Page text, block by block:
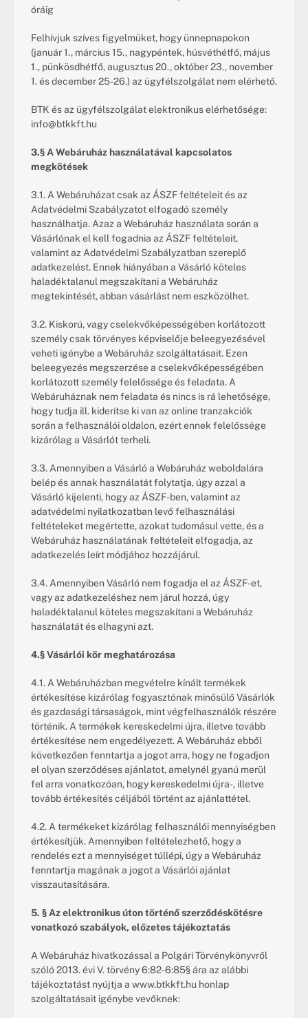
óráig
Felhívjuk szíves figyelmüket, hogy ünnepnapokon
(január 1., március 15., nagypéntek, húsvéthétfő, május
1., pünkösdhétfő, augusztus 20., október 23., november
1. és december 25-26.) az ügyfélszolgálat nem elérhető.
BTK és az ügyfélszolgálat elektronikus elérhetősége:
info@btkkft.hu
3.§ A Webáruház használatával kapcsolatos
megkötések
3.1. A Webáruházat csak az ÁSZF feltételeit és az
Adatvédelmi Szabályzatot elfogadó személy
használhatja. Azaz a Webáruház használata során a
Vásárlónak el kell fogadnia az ÁSZF feltételeit,
valamint az Adatvédelmi Szabályzatban szereplő
adatkezelést. Ennek hiányában a Vásárló köteles
haladéktalanul megszakítani a Webáruház
megtekintését, abban vásárlást nem eszközölhet.
3.2. Kiskorú, vagy cselekvőképességében korlátozott
személy csak törvényes képviselője beleegyezésével
veheti igénybe a Webáruház szolgáltatásait. Ezen
beleegyezés megszerzése a cselekvőképességében
korlátozott személy felelőssége és feladata. A
Webáruháznak nem feladata és nincs is rá lehetősége,
hogy tudja ill. kiderítse ki van az online tranzakciók
során a felhasználói oldalon, ezért ennek felelőssége
kizárólag a Vásárlót terheli.
3.3. Amennyiben a Vásárló a Webáruház weboldalára
belép és annak használatát folytatja, úgy azzal a
Vásárló kijelenti, hogy az ÁSZF-ben, valamint az
adatvédelmi nyilatkozatban levő felhasználási
feltételeket megértette, azokat tudomásul vette, és a
Webáruház használatának feltételeit elfogadja, az
adatkezelés leírt módjához hozzájárul.
3.4. Amennyiben Vásárló nem fogadja el az ÁSZF-et,
vagy az adatkezeléshez nem járul hozzá, úgy
haladéktalanul köteles megszakítani a Webáruház
használatát és elhagyni azt.
4.§ Vásárlói kör meghatározása
4.1. A Webáruházban megvételre kínált termékek
értékesítése kizárólag fogyasztónak minősülő Vásárlók
és gazdasági társaságok, mint végfelhasználók részére
történik. A termékek kereskedelmi újra, illetve tovább
értékesítése nem engedélyezett. A Webáruház ebből
következően fenntartja a jogot arra, hogy ne fogadjon
el olyan szerződéses ajánlatot, amelynél gyanú merül
fel arra vonatkozóan, hogy kereskedelmi újra-, illetve
tovább értékesítés céljából történt az ajánlattétel.
4.2. A termékeket kizárólag felhasználói mennyiségben
értékesítjük. Amennyiben feltételezhető, hogy a
rendelés ezt a mennyiséget túllépi, úgy a Webáruház
fenntartja magának a jogot a Vásárlói ajánlat
visszautasítására.
5. § Az elektronikus úton történő szerződéskötésre
vonatkozó szabályok, előzetes tájékoztatás
A Webáruház hivatkozással a Polgári Törvénykönyvről
szóló 2013. évi V. törvény 6:82-6:85§ ára az alábbi
tájékoztatást nyújtja a www.btkkft.hu honlap
szolgáltatásait igénybe vevőknek: